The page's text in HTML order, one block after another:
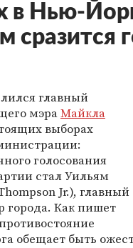
в Нью-
сразится
главный
мэраМайкла
выборах
голосования
стал Уильям
Jr.), главный
города. Как пишет
обещает быть